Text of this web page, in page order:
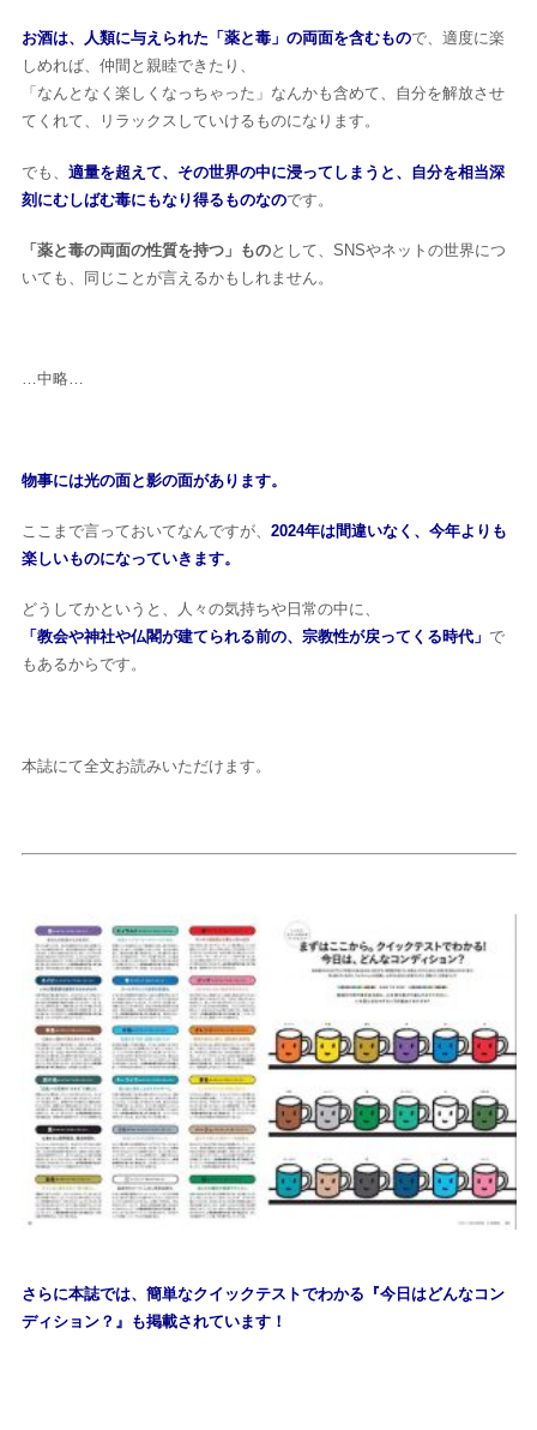
人気ランキング
カテゴリー
生活 健康 レシピ 旅行 ビジネス
芸能 デジタル ファッション
スポーツ アウトドア グラビア
後から読む
お酒は、人類に与えられた「薬と毒」の両面を含むもので、適度に楽
しめれば、仲間と親睦できたり、
「なんとなく楽しくなっちゃった」なんかも含めて、自分を解放させ
てくれて、リラックスしていけるものになります。
でも、 適量を超えて、その世界の中に浸ってしまうと、自分を相当深
刻にむしばむ毒にもなり得るものなのです。
「薬と毒の両面の性質を持つ」ものとして、SNSやネットの世界につ
いても、同じことが言えるかもしれません。
…中略…
物事には光の面と影の面があります。
ここまで言っておいてなんですが、 2024年は間違いなく、今年よりも
楽しいものになっていきます。
どうしてかというと、人々の気持ちや日常の中に、
「教会や神社や仏閣が建てられる前の、宗教性が戻ってくる時代」 で
もあるからです。
本誌にて全文お読みいただけます。
さらに本誌では、簡単なクイックテストでわかる『今日はどんなコン
ディション？』も掲載されています！